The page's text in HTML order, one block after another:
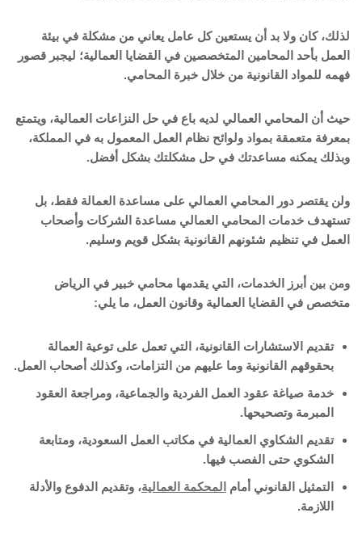
لذلك، كان ولا بد أن يستعين كل عامل يعاني من مشكلة في بيئة
العمل بأحد المحامين المتخصصين في القضايا العمالية؛ ليجبر قصور
فهمه للمواد القانونية من خلال خبرة المحامي.
حيث أن المحامي العمالي لديه باع في حل النزاعات العمالية، ويتمتع
بمعرفة متعمقة بمواد ولوائح نظام العمل المعمول به في المملكة،
وبذلك يمكنه مساعدتك في حل مشكلتك بشكل أفضل.
ولن يقتصر دور المحامي العمالي على مساعدة العمالة فقط، بل
تستهدف خدمات المحامي العمالي مساعدة الشركات وأصحاب
العمل في تنظيم شئونهم القانونية بشكل قويم وسليم.
ومن بين أبرز الخدمات، التي يقدمها محامي خبير في الرياض
متخصص في القضايا العمالية وقانون العمل، ما يلي:
تقديم الاستشارات القانونية، التي تعمل على توعية العمالة
بحقوقهم القانونية وما عليهم من التزامات، وكذلك أصحاب العمل.
خدمة صياغة عقود العمل الفردية والجماعية، ومراجعة العقود
المبرمة وتصحيحها.
تقديم الشكاوي العمالية في مكاتب العمل السعودية، ومتابعة
الشكوي حتى الفصب فيها.
التمثيل القانوني أمام المحكمة العمالية، وتقديم الدفوع والأدلة
اللازمة.